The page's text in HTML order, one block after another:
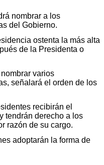
nombrar a los
del Gobierno.
ostenta la más alta
de la Presidenta o
varios
señalará el orden de los
recibirán el
tendrán derecho a los
razón de su cargo.
adoptarán la forma de